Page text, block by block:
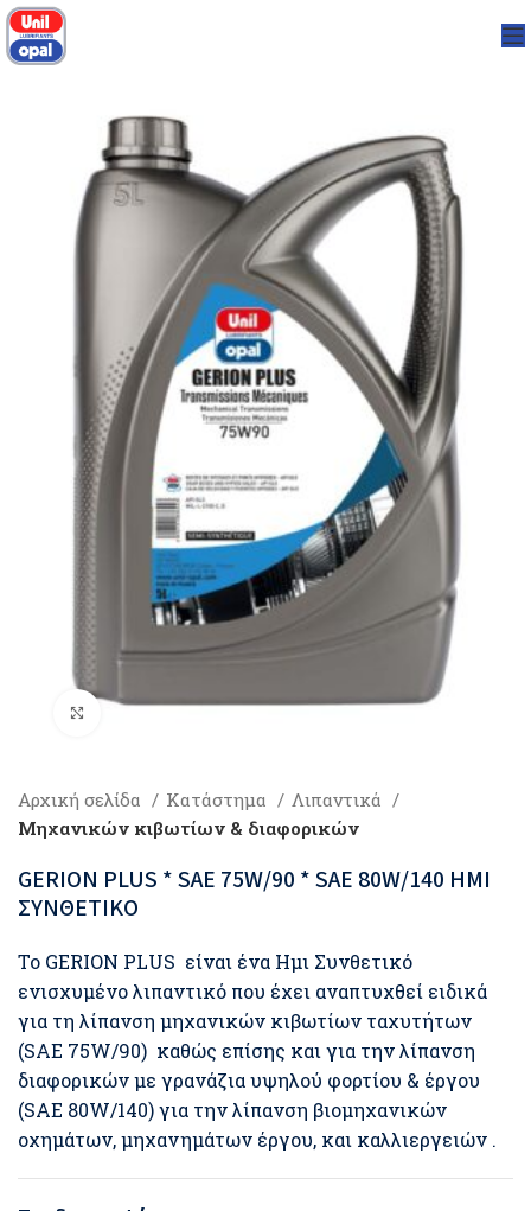
Αρχική σελίδα Κατάστημα
Λιπαντικά
Μηχανικών κιβωτίων & διαφορικών
GERION PLUS * SAE 75W/90 * SAE 80W/140 ΗΜΙ
ΣΥΝΘΕΤΙΚΟ
Το GERION PLUS είναι ένα Ημι Συνθετικό
ενισχυμένο λιπαντικό που έχει αναπτυχθεί ειδικά
για τη λίπανση μηχανικών κιβωτίων ταχυτήτων
(SAE 75W/90) καθώς επίσης και για την λίπανση
διαφορικών με γρανάζια υψηλού φορτίου & έργου
(SAE 80W/140) για την λίπανση βιομηχανικών
οχημάτων, μηχανημάτων έργου, και καλλιεργειών .